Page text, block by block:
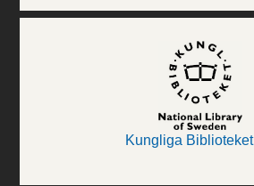
Kungliga Biblioteket